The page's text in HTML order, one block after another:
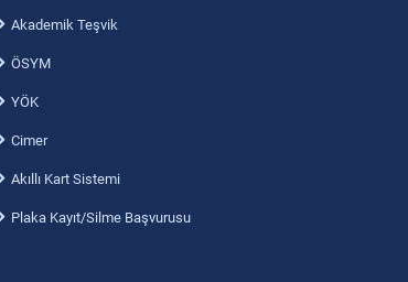
Akademik Teşvik
ÖSYM
YÖK
Cimer
Akıllı Kart Sistemi
Plaka Kayıt/Silme Başvurusu